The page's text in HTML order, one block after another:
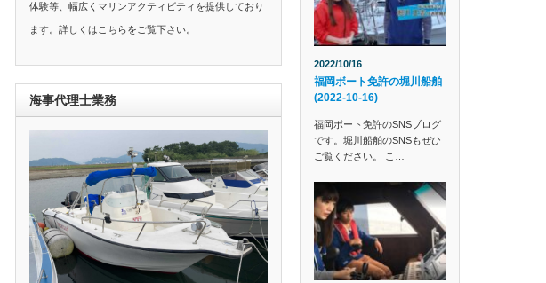
体験等、幅広くマリンアクティビティを提供しており
ます。詳しくはこちらをご覧下さい。
海事代理士業務
2022/10/16
福岡ボート免許の堀川船舶
(2022-10-16)
福岡ボート免許のSNSブログ
です。堀川船舶のSNSもぜひ
ご覧ください。 こ…